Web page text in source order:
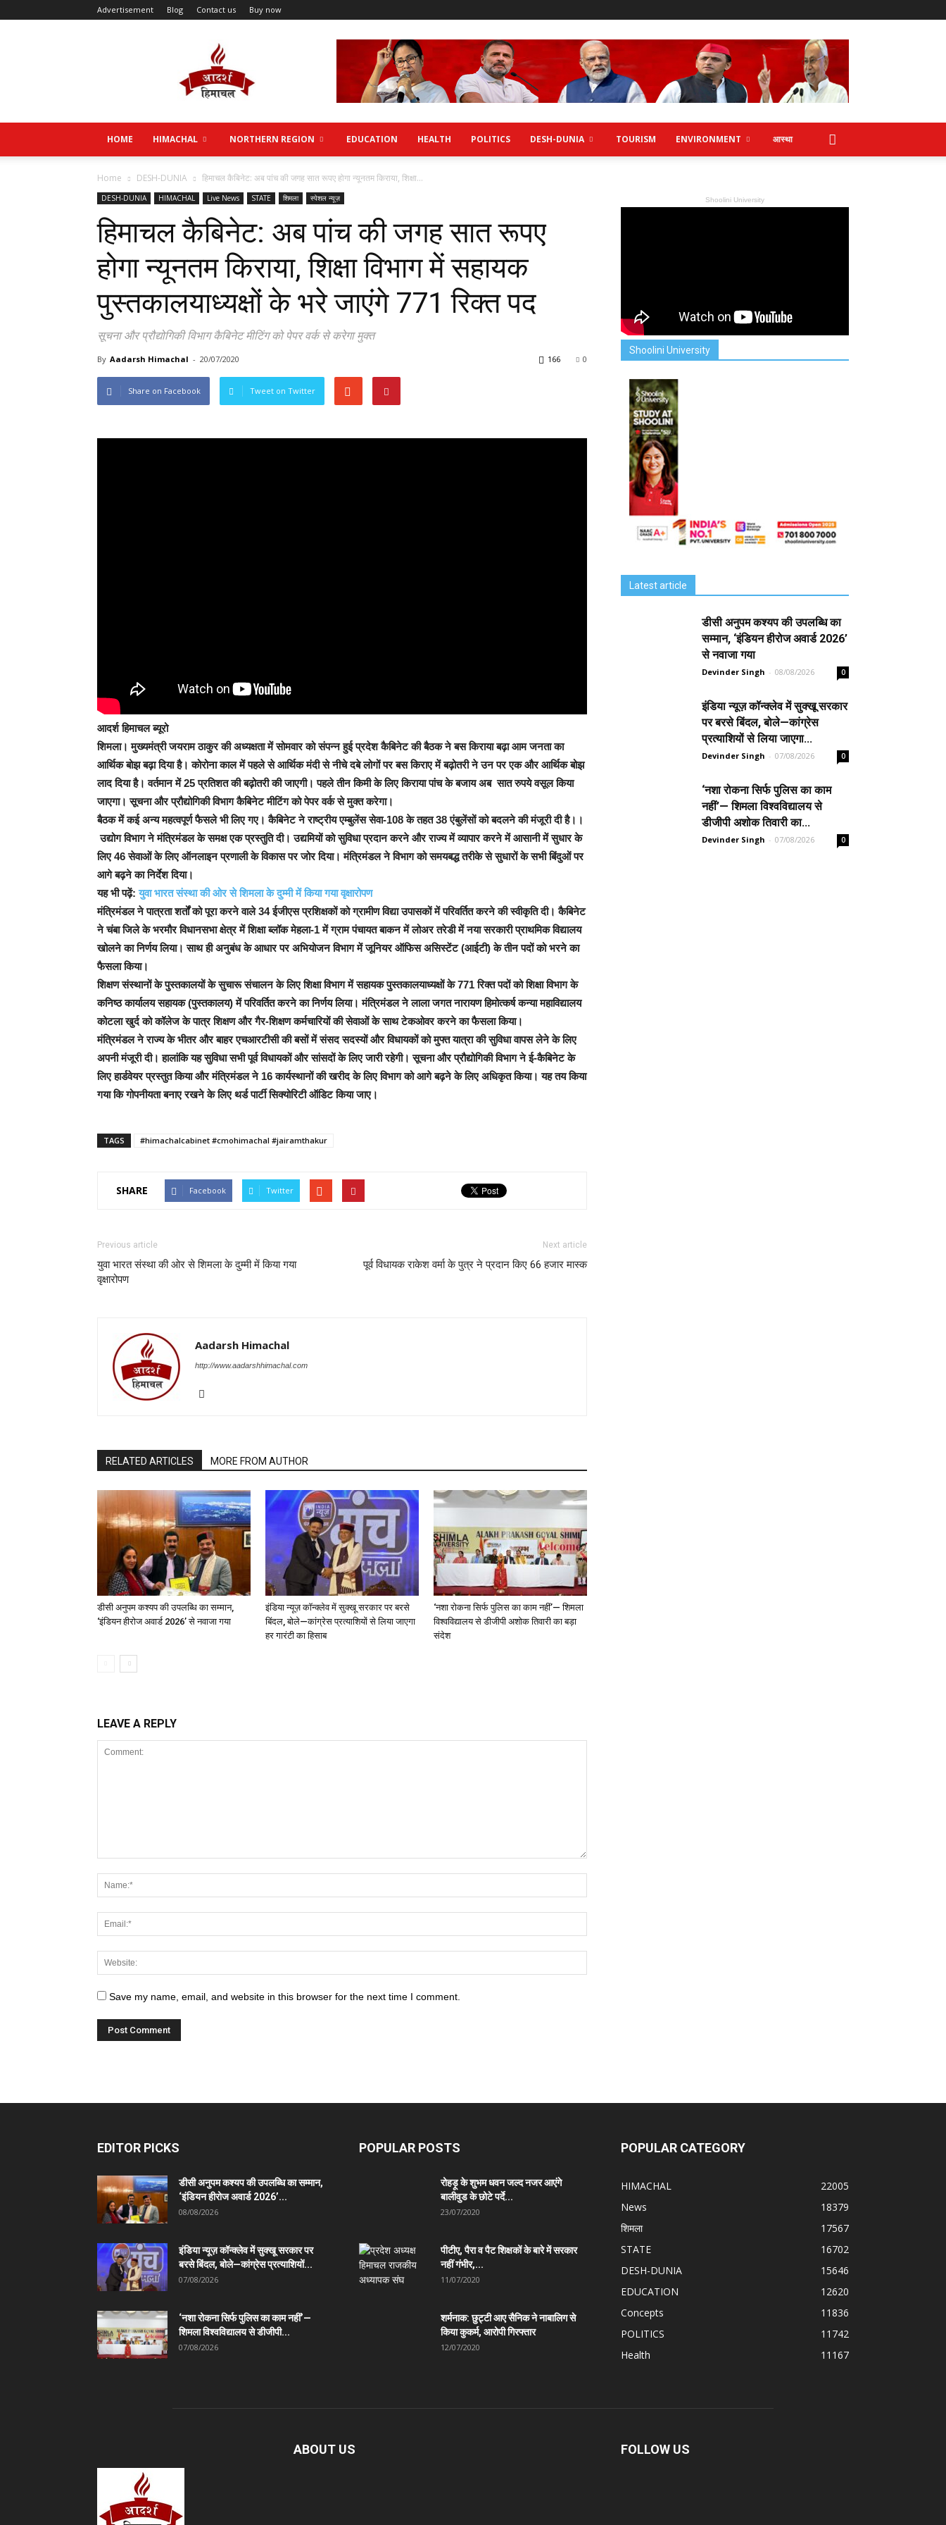
Advertisement Blog Contact us Buy now
HOME HIMACHAL NORTHERN REGION EDUCATION HEALTH POLITICS DESH-DUNIA TOURISM ENVIRONMENT आस्था
Home DESH-DUNIA हिमाचल कैबिनेट: अब पांच की जगह सात रूपए होगा न्यूनतम किराया, शिक्षा...
DESH-DUNIA HIMACHAL Live News STATE शिमला स्पेशल न्यूज़
हिमाचल कैबिनेट: अब पांच की जगह सात रूपए
होगा न्यूनतम किराया, शिक्षा विभाग में सहायक
पुस्तकालयाध्यक्षों के भरे जाएंगे 771 रिक्त पद
सूचना और प्रौद्योगिकी विभाग कैबिनेट मीटिंग को पेपर वर्क से करेगा मुक्त
By Aadarsh Himachal - 20/07/2020 0
166
Share on Facebook Tweet on Twitter
आदर्श हिमाचल ब्यूरो
शिमला। मुख्यमंत्री जयराम ठाकुर की अध्यक्षता में सोमवार को संपन्न हुई प्रदेश कैबिनेट की बैठक ने बस किराया बढ़ा आम जनता का
आर्थिक बोझ बढ़ा दिया है। कोरोना काल में पहले से आर्थिक मंदी से नीचे दबे लोगों पर बस किराए में बढ़ोतरी ने उन पर एक और आर्थिक बोझ
लाद दिया है। वर्तमान में 25 प्रतिशत की बढ़ोतरी की जाएगी। पहले तीन किमी के लिए किराया पांच के बजाय अब सात रुपये वसूल किया
जाएगा। सूचना और प्रौद्योगिकी विभाग कैबिनेट मीटिंग को पेपर वर्क से मुक्त करेगा।
बैठक में कई अन्य महत्वपूर्ण फैसले भी लिए गए। कैबिनेट ने राष्ट्रीय एम्बुलेंस सेवा-108 के तहत 38 एंबुलेंसों को बदलने की मंजूरी दी है।।
उद्योग विभाग ने मंत्रिमंडल के समक्ष एक प्रस्तुति दी। उद्यमियों को सुविधा प्रदान करने और राज्य में व्यापार करने में आसानी में सुधार के
लिए 46 सेवाओं के लिए ऑनलाइन प्रणाली के विकास पर जोर दिया। मंत्रिमंडल ने विभाग को समयबद्ध तरीके से सुधारों के सभी बिंदुओं पर
आगे बढ़ने का निर्देश दिया।
यह भी पढ़ें:युवा भारत संस्था की ओर से शिमला के दुम्मी में किया गया वृक्षारोपण
मंत्रिमंडल ने पात्रता शर्तों को पूरा करने वाले 34 ईजीएस प्रशिक्षकों को ग्रामीण विद्या उपासकों में परिवर्तित करने की स्वीकृति दी। कैबिनेट
ने चंबा जिले के भरमौर विधानसभा क्षेत्र में शिक्षा ब्लॉक मेहला-1 में ग्राम पंचायत बाकन में लोअर तरेडी में नया सरकारी प्राथमिक विद्यालय
खोलने का निर्णय लिया। साथ ही अनुबंध के आधार पर अभियोजन विभाग में जूनियर ऑफिस असिस्टेंट (आईटी) के तीन पदों को भरने का
फैसला किया।
शिक्षण संस्थानों के पुस्तकालयों के सुचारू संचालन के लिए शिक्षा विभाग में सहायक पुस्तकालयाध्यक्षों के 771 रिक्त पदों को शिक्षा विभाग के
कनिष्ठ कार्यालय सहायक (पुस्तकालय) में परिवर्तित करने का निर्णय लिया। मंत्रिमंडल ने लाला जगत नारायण हिमोत्कर्ष कन्या महाविद्यालय
कोटला खुर्द को कॉलेज के पात्र शिक्षण और गैर-शिक्षण कर्मचारियों की सेवाओं के साथ टेकओवर करने का फैसला किया।
मंत्रिमंडल ने राज्य के भीतर और बाहर एचआरटीसी की बसों में संसद सदस्यों और विधायकों को मुफ्त यात्रा की सुविधा वापस लेने के लिए
अपनी मंजूरी दी। हालांकि यह सुविधा सभी पूर्व विधायकों और सांसदों के लिए जारी रहेगी। सूचना और प्रौद्योगिकी विभाग ने ई-कैबिनेट के
लिए हार्डवेयर प्रस्तुत किया और मंत्रिमंडल ने 16 कार्यस्थानों की खरीद के लिए विभाग को आगे बढ़ने के लिए अधिकृत किया। यह तय किया
गया कि गोपनीयता बनाए रखने के लिए थर्ड पार्टी सिक्योरिटी ऑडिट किया जाए।
TAGS #himachalcabinet #cmohimachal #jairamthakur
SHARE Facebook Twitter
Previous article
युवा भारत संस्था की ओर से शिमला के दुम्मी में किया गया
वृक्षारोपण
Next article
पूर्व विधायक राकेश वर्मा के पुत्र ने प्रदान किए 66 हजार मास्क
Aadarsh Himachal
http://www.aadarshhimachal.com
RELATED ARTICLES MORE FROM AUTHOR
डीसी अनुपम कश्यप की उपलब्धि का सम्मान,
‘इंडियन हीरोज अवार्ड 2026’ से नवाजा गया
इंडिया न्यूज़ कॉन्क्लेव में सुक्खू सरकार पर बरसे
बिंदल, बोले—कांग्रेस प्रत्याशियों से लिया जाएगा
हर गारंटी का हिसाब
‘नशा रोकना सिर्फ पुलिस का काम नहीं’— शिमला
विश्वविद्यालय से डीजीपी अशोक तिवारी का बड़ा
संदेश
LEAVE A REPLY
Save my name, email, and website in this browser for the next time I comment.
Shoolini University
Shoolini University
Latest article
डीसी अनुपम कश्यप की उपलब्धि का
सम्मान, ‘इंडियन हीरोज अवार्ड 2026’
से नवाजा गया
Devinder Singh - 08/08/2026 0
इंडिया न्यूज़ कॉन्क्लेव में सुक्खू सरकार
पर बरसे बिंदल, बोले—कांग्रेस
प्रत्याशियों से लिया जाएगा...
Devinder Singh - 07/08/2026 0
‘नशा रोकना सिर्फ पुलिस का काम
नहीं’— शिमला विश्वविद्यालय से
डीजीपी अशोक तिवारी का...
Devinder Singh - 07/08/2026 0
EDITOR PICKS
डीसी अनुपम कश्यप की उपलब्धि का सम्मान,
‘इंडियन हीरोज अवार्ड 2026’...
08/08/2026
इंडिया न्यूज़ कॉन्क्लेव में सुक्खू सरकार पर
बरसे बिंदल, बोले—कांग्रेस प्रत्याशियों...
07/08/2026
‘नशा रोकना सिर्फ पुलिस का काम नहीं’—
शिमला विश्वविद्यालय से डीजीपी...
07/08/2026
POPULAR POSTS
रोहड़ू के शुभम धवन जल्द नजर आएंगे
बालीवुड के छोटे पर्दे...
23/07/2020
पीटीए, पैरा व पैट शिक्षकों के बारे में सरकार
नहीं गंभीर,...
11/07/2020
शर्मनाक: छुट्टी आए सैनिक ने नाबालिग से
किया कुकर्म, आरोपी गिरफ्तार
12/07/2020
POPULAR CATEGORY
HIMACHAL
22005
News
18379
शिमला
17567
STATE
16702
DESH-DUNIA
15646
EDUCATION
12620
Concepts
11836
POLITICS
11742
Health
11167
ABOUT US FOLLOW US